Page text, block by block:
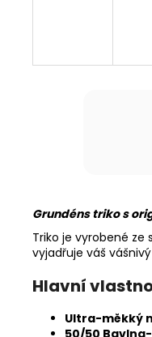
Grundéns triko s
Triko je vyrobené ze
vyjadřuje váš
Hlavní
Ultra-měkký
50/50